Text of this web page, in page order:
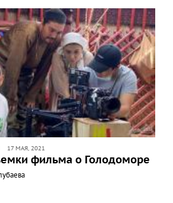
17 МАЯ, 2021
фильма о Голодоморе